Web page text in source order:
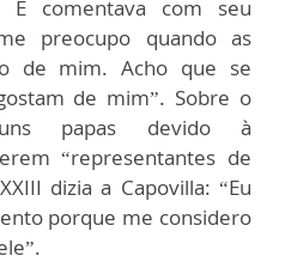
E comentava com seu
preocupo quando as
de mim. Acho que se
de mim”. Sobre o
papas devido à
“representantes de
dizia a Capovilla: “Eu
porque me considero